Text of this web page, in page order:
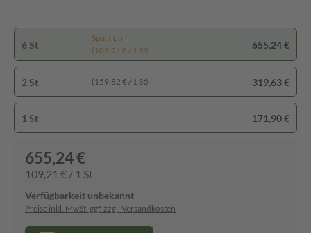
6 St
Spartipp
(109,21 € / 1 St)
655,24 €
2 St (159,82 € / 1 St) 319,63 €
1 St 171,90 €
655,24 €
109,21 € / 1 St
Verfügbarkeit unbekannt
Preise inkl. MwSt. ggf. zzgl. Versandkosten